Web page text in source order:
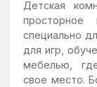
Детская
специально
для игр,
мебелью,
свое место.